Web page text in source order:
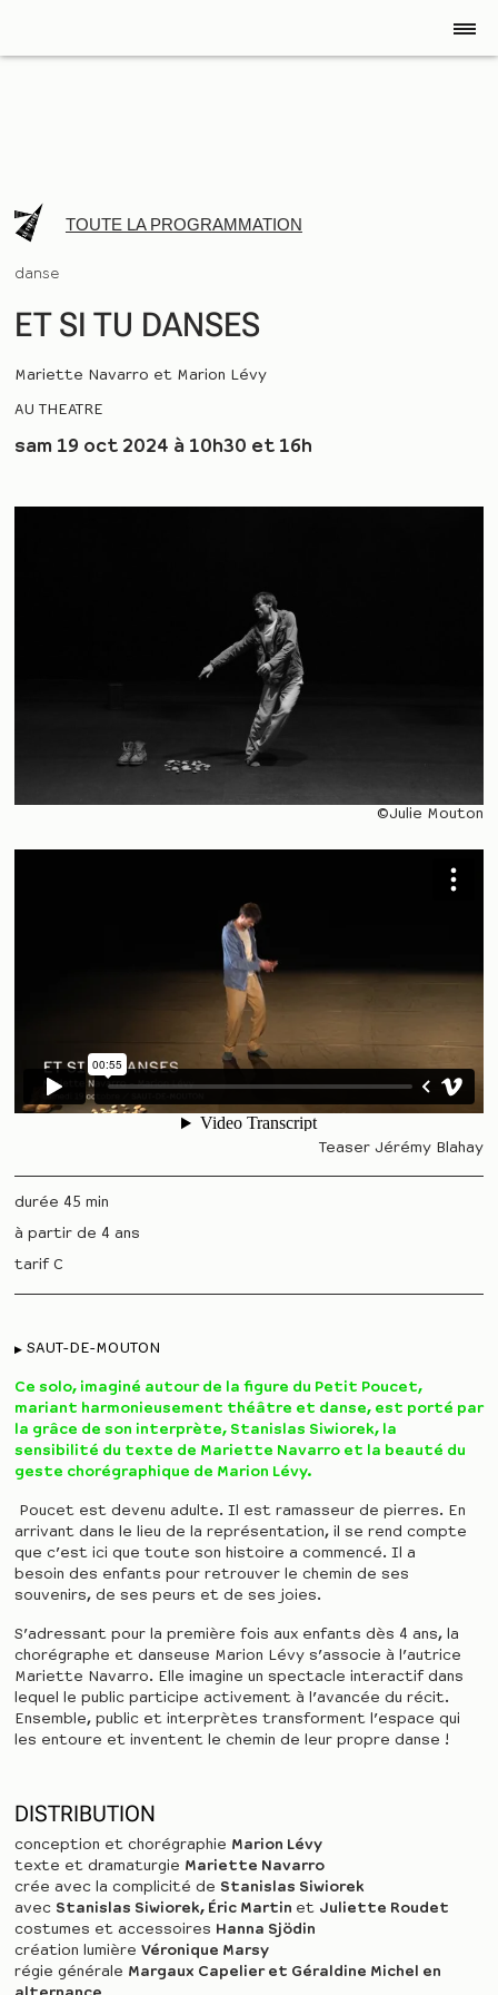
TOUTE LA PROGRAMMATION
danse
ET SI TU DANSES
Mariette Navarro et Marion Lévy
AU THEATRE
sam 19 oct 2024 à 10h30 et 16h
©Julie Mouton
Teaser Jérémy Blahay
DISTRIBUTION
conception et chorégraphie Marion Lévy
texte et dramaturgie Mariette Navarro
crée avec la complicité de Stanislas Siwiorek
avec Stanislas Siwiorek, Éric Martin et Juliette Roudet
costumes et accessoires Hanna Sjödin
création lumière Véronique Marsy
régie générale Margaux Capelier et Géraldine Michel en
durée 45 min
à partir de 4 ans
tarif C
SAUT-DE-MOUTON
Ce solo, imaginé autour de la figure du Petit Poucet,
mariant harmonieusement théâtre et danse, est porté par
la grâce de son interprète, Stanislas Siwiorek, la
sensibilité du texte de Mariette Navarro et la beauté du
geste chorégraphique de Marion Lévy.
Poucet est devenu adulte. Il est ramasseur de pierres. En
arrivant dans le lieu de la représentation, il se rend compte
que c’est ici que toute son histoire a commencé. Il a
besoin des enfants pour retrouver le chemin de ses
souvenirs, de ses peurs et de ses joies.
S’adressant pour la première fois aux enfants dès 4 ans, la
chorégraphe et danseuse Marion Lévy s’associe à l’autrice
Mariette Navarro. Elle imagine un spectacle interactif dans
lequel le public participe activement à l’avancée du récit.
Ensemble, public et interprètes transforment l’espace qui
les entoure et inventent le chemin de leur propre danse !